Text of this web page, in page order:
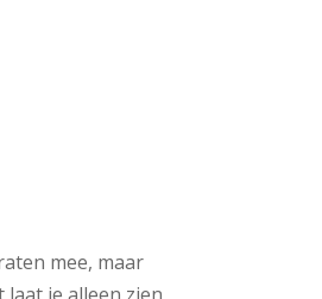
mee, maar